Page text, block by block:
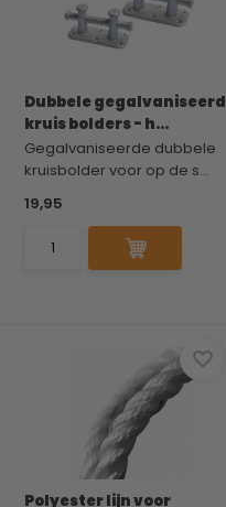
Dubbele gegalvaniseerd
kruis bolders - h...
Gegalvaniseerde dubbele
kruisbolder voor op de s...
19,95
Polyester lijn voor